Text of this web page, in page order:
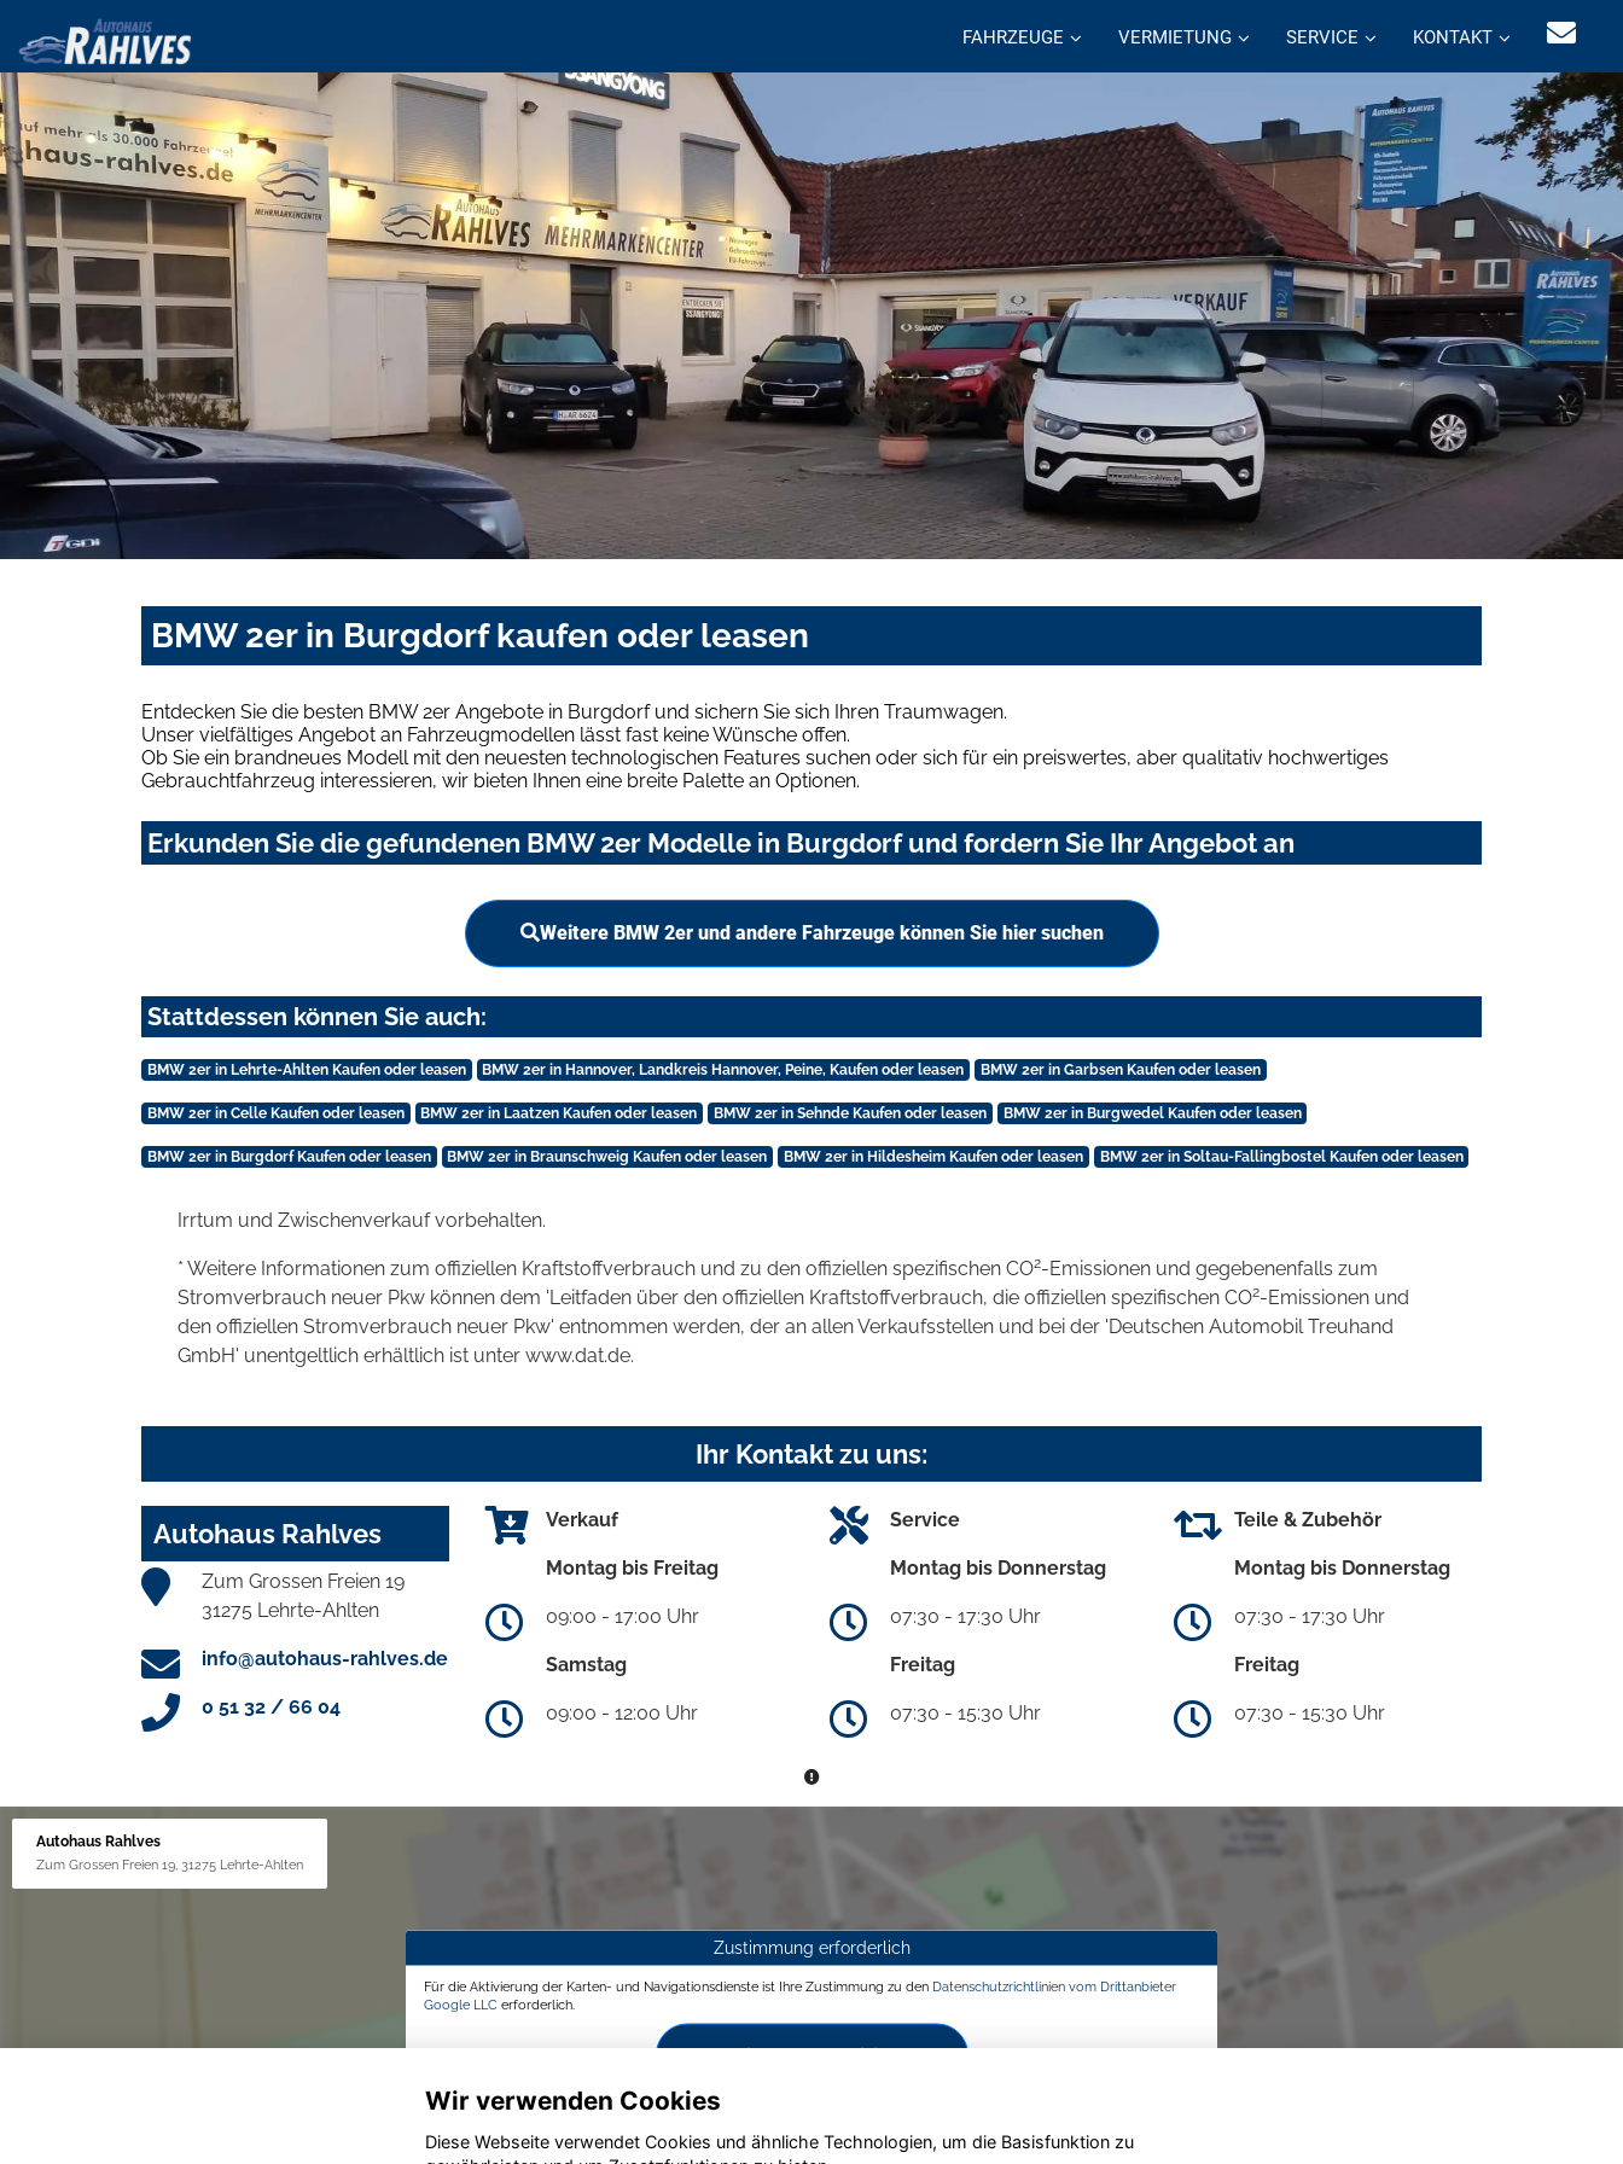
FAHRZEUGE VERMIETUNG SERVICE KONTAKT
BMW 2er in Burgdorf kaufen oder leasen
Entdecken Sie die besten BMW 2er Angebote in Burgdorf und sichern Sie sich Ihren Traumwagen.
Unser vielfältiges Angebot an Fahrzeugmodellen lässt fast keine Wünsche offen.
Ob Sie ein brandneues Modell mit den neuesten technologischen Features suchen oder sich für ein preiswertes, aber qualitativ hochwertiges
Gebrauchtfahrzeug interessieren, wir bieten Ihnen eine breite Palette an Optionen.
Erkunden Sie die gefundenen BMW 2er Modelle in Burgdorf und fordern Sie Ihr Angebot an
Weitere BMW 2er und andere Fahrzeuge können Sie hier suchen
Stattdessen können Sie auch:
BMW 2er in Lehrte-Ahlten Kaufen oder leasen BMW 2er in Hannover, Landkreis Hannover, Peine, Kaufen oder leasen BMW 2er in Garbsen Kaufen oder leasen
BMW 2er in Celle Kaufen oder leasen BMW 2er in Laatzen Kaufen oder leasen BMW 2er in Sehnde Kaufen oder leasen BMW 2er in Burgwedel Kaufen oder leasen
BMW 2er in Burgdorf Kaufen oder leasen BMW 2er in Braunschweig Kaufen oder leasen BMW 2er in Hildesheim Kaufen oder leasen BMW 2er in Soltau-Fallingbostel Kaufen oder leasen
Irrtum und Zwischenverkauf vorbehalten.
* Weitere Informationen zum offiziellen Kraftstoffverbrauch und zu den offiziellen spezifischen CO2-Emissionen und gegebenenfalls zum
Stromverbrauch neuer Pkw können dem 'Leitfaden über den offiziellen Kraftstoffverbrauch, die offiziellen spezifischen CO2-Emissionen und
den offiziellen Stromverbrauch neuer Pkw' entnommen werden, der an allen Verkaufsstellen und bei der 'Deutschen Automobil Treuhand
GmbH' unentgeltlich erhältlich ist unter www.dat.de.
Ihr Kontakt zu uns:
Autohaus Rahlves
Zum Grossen Freien 19
31275 Lehrte-Ahlten
info@autohaus-rahlves.de
0 51 32 / 66 04
Verkauf
Montag bis Freitag
09:00 - 17:00 Uhr
Samstag
09:00 - 12:00 Uhr
Service
Montag bis Donnerstag
07:30 - 17:30 Uhr
Freitag
07:30 - 15:30 Uhr
Teile & Zubehör
Montag bis Donnerstag
07:30 - 17:30 Uhr
Freitag
07:30 - 15:30 Uhr
Autohaus Rahlves
Zum Grossen Freien 19, 31275 Lehrte-Ahlten
Zustimmung erforderlich
Für die Aktivierung der Karten- und Navigationsdienste ist Ihre Zustimmung zu den Datenschutzrichtlinien vom Drittanbieter
Google LLC erforderlich.
Wir verwenden Cookies
Diese Webseite verwendet Cookies und ähnliche Technologien, um die Basisfunktion zu